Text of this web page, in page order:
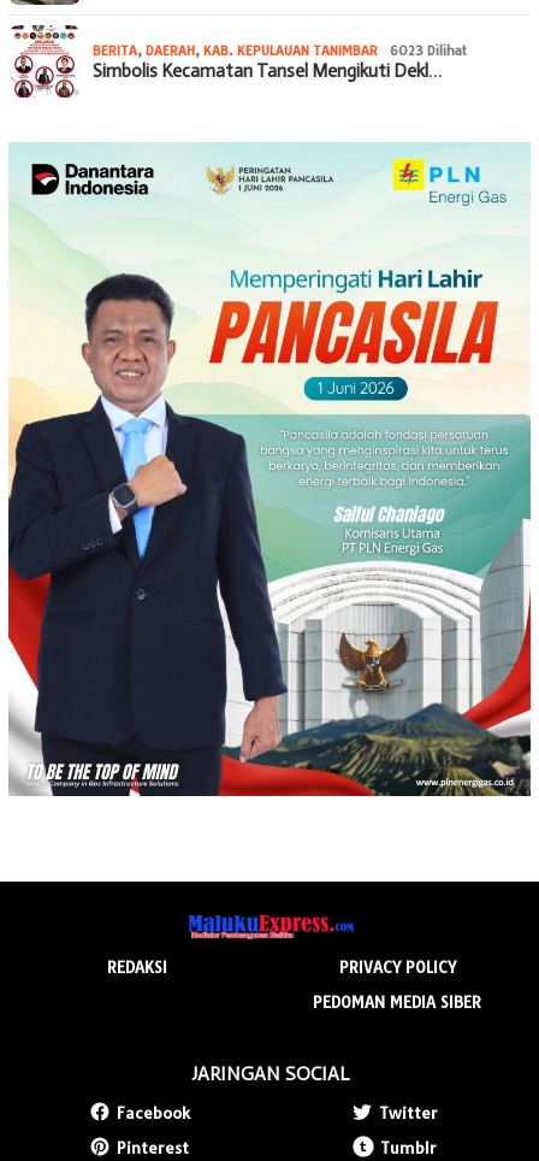
BERITA, DAERAH, KAB. KEPULAUAN TANIMBAR 6023 Dilihat
Simbolis Kecamatan Tansel Mengikuti Dekl…
REDAKSI
PRIVACY POLICY
PEDOMAN MEDIA SIBER
JARINGAN SOCIAL
Facebook
Twitter
Pinterest
Tumblr